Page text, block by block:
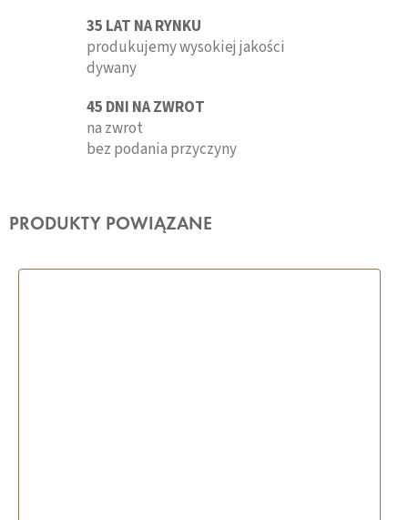
35 LAT NA RYNKU
produkujemy wysokiej jakości
dywany
45 DNI NA ZWROT
na zwrot
bez podania przyczyny
PRODUKTY POWIĄZANE